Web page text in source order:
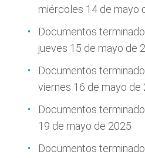
miércoles 14 de mayo
Documentos
jueves 15 de mayo de
Documentos
viernes 16 de mayo de
Documentos
19 de mayo de 2025
Documentos